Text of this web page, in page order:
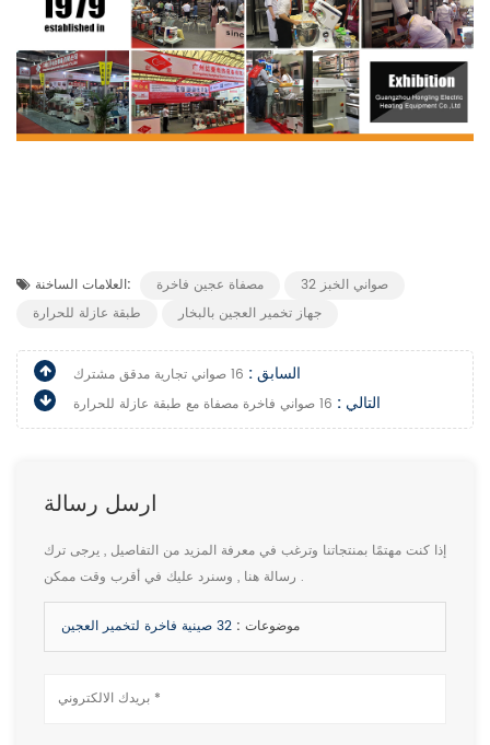
العلامات الساخنة: مصفاة عجين فاخرة
32 صواني الخبز
طبقة عازلة للحرارة
جهاز تخمير العجين بالبخار
السابق : 16 صواني تجارية مدقق مشترك
التالي : 16 صواني فاخرة مصفاة مع طبقة عازلة للحرارة
ارسل رسالة
إذا كنت مهتمًا بمنتجاتنا وترغب في معرفة المزيد من التفاصيل , يرجى ترك
رسالة هنا , وسنرد عليك في أقرب وقت ممكن .
موضوعات : 32 صينية فاخرة لتخمير العجين